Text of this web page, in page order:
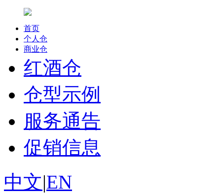
首页
个人仓
商业仓
红酒仓
仓型示例
服务通告
促销信息
中文|EN